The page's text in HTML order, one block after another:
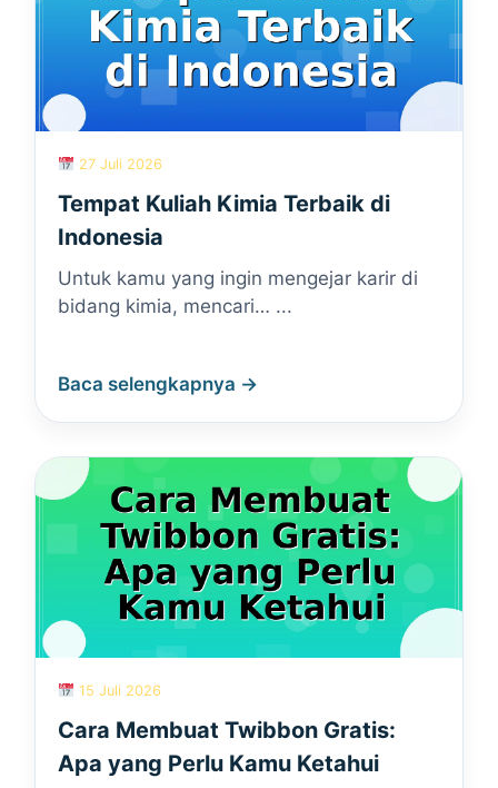
27 Juli 2026
Tempat Kuliah Kimia Terbaik di
Indonesia
Untuk kamu yang ingin mengejar karir di
bidang kimia, mencari… ...
Baca selengkapnya →
15 Juli 2026
Cara Membuat Twibbon Gratis:
Apa yang Perlu Kamu Ketahui